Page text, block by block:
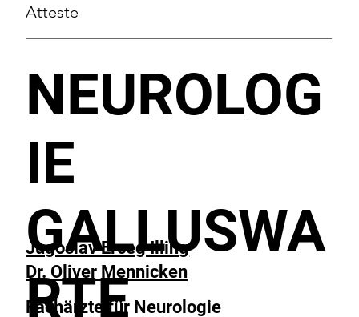
Atteste
Jugoslav Erceg Illing
Dr. Oliver Mennicken
Fachärzte für Neurologie
NEUROLOG
IE
GALLUSWA
RTE